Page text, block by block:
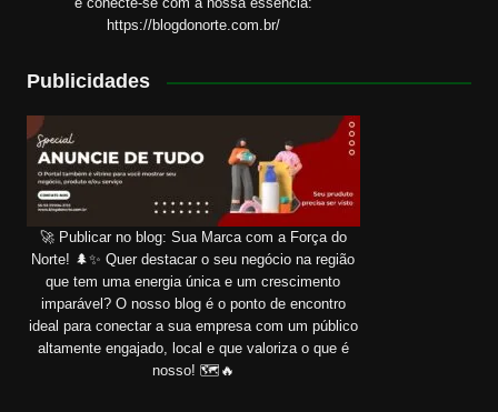
https://blogdonorte.com.br/
Publicidades
🚀 Publicar no blog: Sua Marca com a Força do
Norte! 🌲✨ Quer destacar o seu negócio na região
que tem uma energia única e um crescimento
imparável? O nosso blog é o ponto de encontro
ideal para conectar a sua empresa com um público
altamente engajado, local e que valoriza o que é
nosso! 🗺️🔥